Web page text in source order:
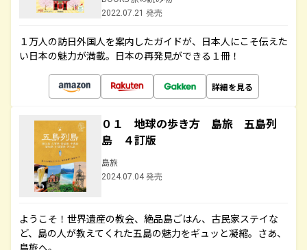
2022.07.21 発売
１万人の訪日外国人を案内したガイドが、日本人にこそ伝えた
い日本の魅力が満載。日本の再発見ができる１冊！
詳細を見る
０１ 地球の歩き方 島旅 五島列
島 ４訂版
島旅
2024.07.04 発売
ようこそ！世界遺産の教会、絶品島ごはん、古民家ステイな
ど、島の人が教えてくれた五島の魅力をギュッと凝縮。さあ、
島旅へ。